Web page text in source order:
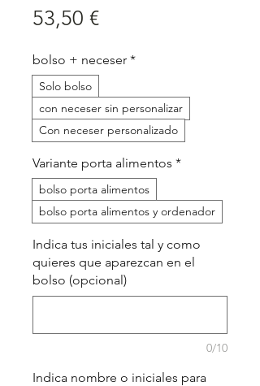
53,50 €Precio
bolso + neceser *
Solo bolso
con neceser sin personalizar
Con neceser personalizado
Variante porta alimentos *
bolso porta alimentos
bolso porta alimentos y ordenador
Indica tus iniciales tal y como
quieres que aparezcan en el
bolso (opcional)
0/10
Indica nombre o iniciales para